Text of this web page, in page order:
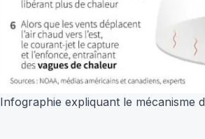
Infographie expliquant le mécanisme